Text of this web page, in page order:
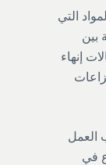
التي
بين
إنهاء
العمل
في